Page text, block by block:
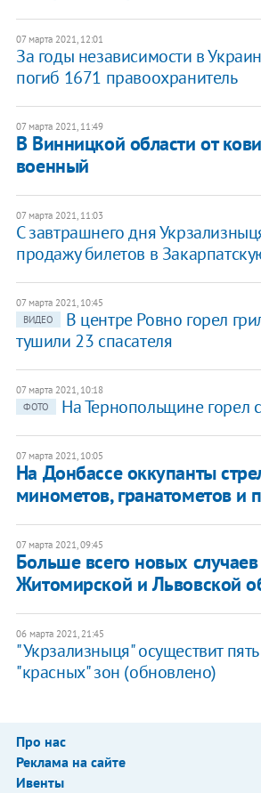
07 марта 2021, 12:01
За годы независимости в
погиб 1671 правоохранитель
07 марта 2021, 11:49
В Винницкой области от
военный
07 марта 2021, 11:03
С завтрашнего дня
продажу билетов в
07 марта 2021, 10:45
ВИДЕО
В центре Ровно горел
тушили 23 спасателя
07 марта 2021, 10:18
ФОТО
На Тернопольщине горел
07 марта 2021, 10:05
На Донбассе оккупанты
минометов, гранатометов и
07 марта 2021, 09:45
Больше всего новых
Житомирской и Львовской
06 марта 2021, 21:45
"Укрзализныця" осуществит
"красных" зон (обновлено)
Про нас
Реклама на сайте
Ивенты